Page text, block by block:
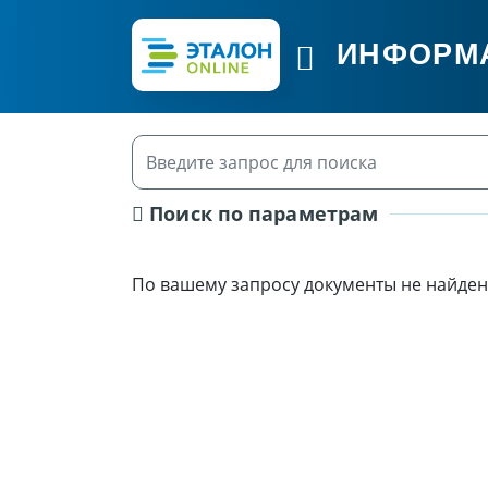
Поиск по параметрам
По вашему запросу документы не